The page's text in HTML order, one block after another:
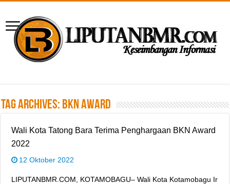
Tag Archives: BKN Award
Wali Kota Tatong Bara Terima Penghargaan BKN Award
2022
12 Oktober 2022
LIPUTANBMR.COM, KOTAMOBAGU– Wali Kota Kotamobagu Ir